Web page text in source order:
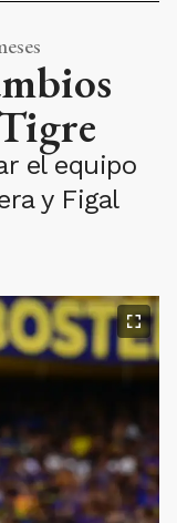
el equipo
y Figal